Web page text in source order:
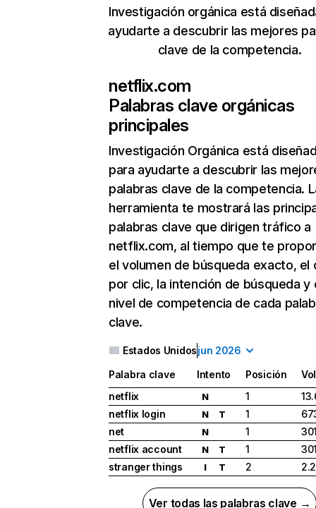
Investigación orgánica está
ayudarte a descubrir las mejores
clave de la competencia.
netflix.com
Palabras clave orgánicas
principales
Investigación Orgánica está
para ayudarte a descubrir las
palabras clave de la competencia.
herramienta te mostrará las
palabras clave que dirigen tráfico a
netflix.com, al tiempo que te
el volumen de búsqueda exacto, el
por clic, la intención de búsqueda y
nivel de competencia de cada
clave.
Estados Unidosjun 2026
Palabra clave Intento Posición
netflix
N 1
netflix login
N T 1
net
N 1
netflix account
N T 1
stranger things
I T 2
Ver todas las palabras clave →